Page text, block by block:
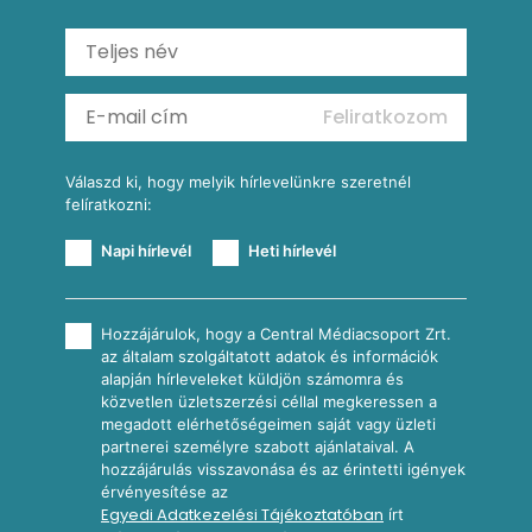
Ratatouille
Almás-kéksajtos kukoricasaláta
Köretek
Reggeli receptek
Feliratkozom
Válaszd ki, hogy melyik hírlevelünkre szeretnél
felíratkozni:
Napi hírlevél Heti hírlevél
Hozzájárulok, hogy a Central Médiacsoport Zrt.
az általam szolgáltatott adatok és információk
alapján hírleveleket küldjön számomra és
közvetlen üzletszerzési céllal megkeressen a
megadott elérhetőségeimen saját vagy üzleti
partnerei személyre szabott ajánlataival. A
hozzájárulás visszavonása és az érintetti igények
érvényesítése az
Egyedi Adatkezelési Tájékoztatóban írt